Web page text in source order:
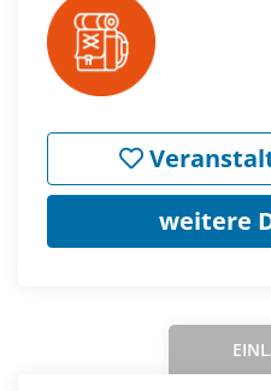
weitere